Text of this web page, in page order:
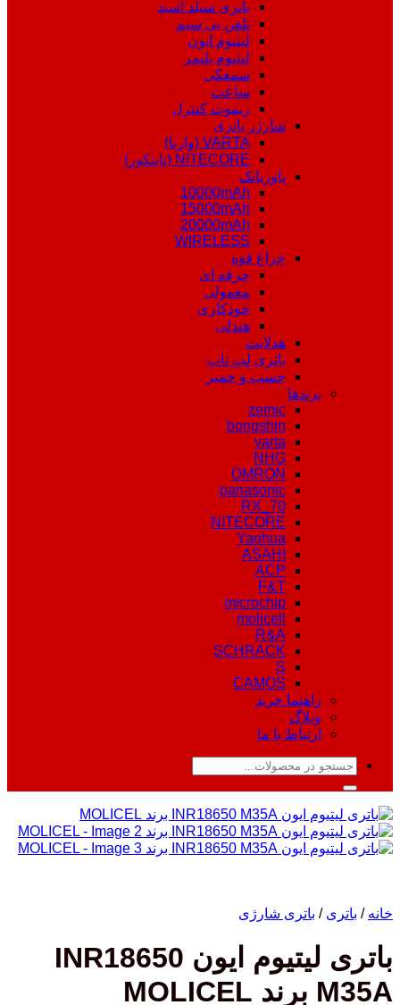
باتری سیلد اسید
تلفن بی سیم
لیتیوم ایون
لیتیوم پلیمر
سمعکی
ساعت
ریموت کنترل
شارژر باتری
VARTA (وارتا)
NITECORE (نایتکور)
پاوربانک
10000mAh
15000mAh
20000mAh
WIRELESS
چراغ قوه
حرفه ای
معمولی
خودکاری
هندلی
هدلایت
باتری لپ تاپ
چسب و خمیر
برندها
zemic
bongshin
varta
NHG
OMRON
panasonic
RX_70
NITECORE
Yaohua
ASAHI
ACP
F&T
microchip
molicell
R&A
SCHRACK
S
CAMOS
راهنما خرید
وبلاگ
ارتباط با ما
جستجو
خانه / باتری / باتری شارژی
باتری لیتیوم ایون INR18650
M35A برند MOLICEL